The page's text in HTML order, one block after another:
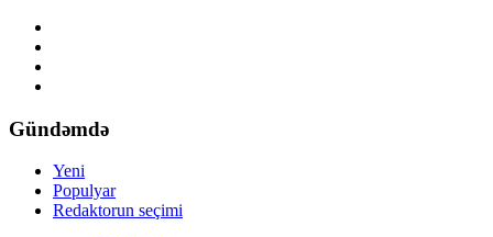
Gündəmdə
Yeni
Populyar
Redaktorun seçimi